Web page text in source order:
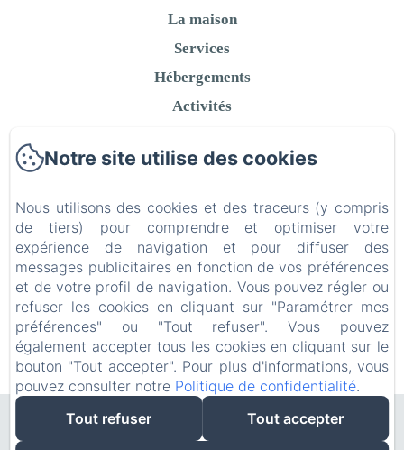
La maison
Services
Hébergements
Activités
Politique de confidentialité
Informations sur les cookies
EN FR
Créé par Amenitiz
Notre site utilise des cookies
Nous utilisons des cookies et des traceurs (y compris
de tiers) pour comprendre et optimiser votre
expérience de navigation et pour diffuser des
messages publicitaires en fonction de vos préférences
et de votre profil de navigation. Vous pouvez régler ou
refuser les cookies en cliquant sur "Paramétrer mes
préférences" ou "Tout refuser". Vous pouvez
également accepter tous les cookies en cliquant sur le
bouton "Tout accepter". Pour plus d'informations, vous
pouvez consulter notre Politique de confidentialité.
Tout refuser
Tout accepter